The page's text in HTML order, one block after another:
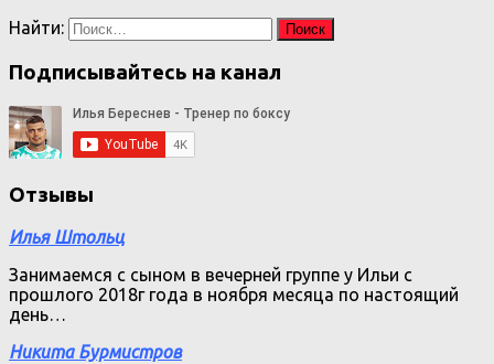
Найти:
Подписывайтесь на канал
Отзывы
Илья Штольц
Занимаемся с сыном в вечерней группе у Ильи с
прошлого 2018г года в ноября месяца по настоящий
день…
Никита Бурмистров